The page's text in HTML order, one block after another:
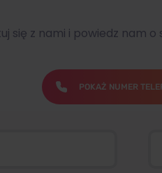
się z nami i powiedz nam
POKAŻ NUMER